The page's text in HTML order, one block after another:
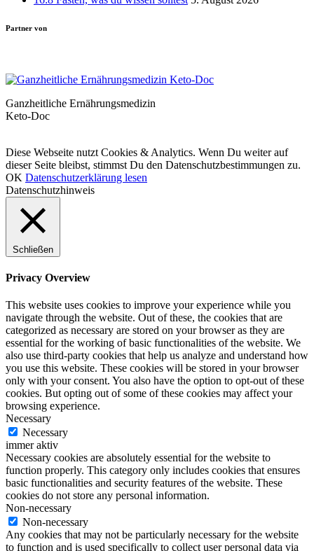
Partner von
Ganzheitliche Ernährungsmedizin
Keto-Doc
Diese Webseite nutzt Cookies & Analytics. Wenn Du weiter auf
dieser Seite bleibst, stimmst Du den Datenschutzbestimmungen zu.
OK Datenschutzerklärung lesen
Datenschutzhinweis
Schließen
Privacy Overview
This website uses cookies to improve your experience while you
navigate through the website. Out of these, the cookies that are
categorized as necessary are stored on your browser as they are
essential for the working of basic functionalities of the website. We
also use third-party cookies that help us analyze and understand how
you use this website. These cookies will be stored in your browser
only with your consent. You also have the option to opt-out of these
cookies. But opting out of some of these cookies may affect your
browsing experience.
Necessary
Necessary
immer aktiv
Necessary cookies are absolutely essential for the website to
function properly. This category only includes cookies that ensures
basic functionalities and security features of the website. These
cookies do not store any personal information.
Non-necessary
Non-necessary
Any cookies that may not be particularly necessary for the website
to function and is used specifically to collect user personal data via